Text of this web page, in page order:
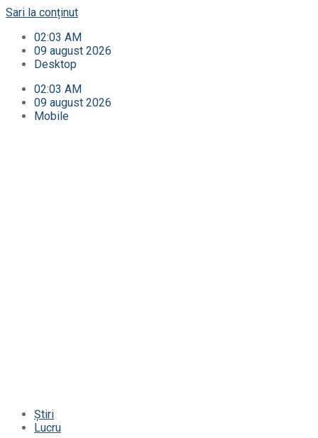
Sari la conținut
02:03 AM
09 august 2026
Desktop
02:03 AM
09 august 2026
Mobile
Știri
Lucru